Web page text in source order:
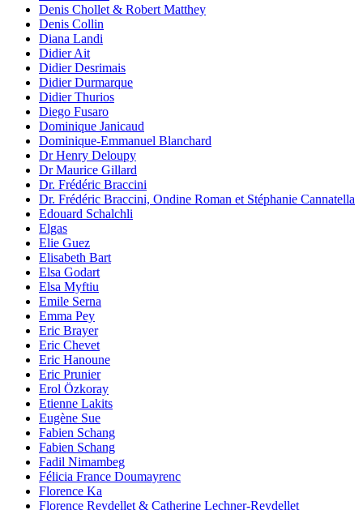
Denis Chollet & Robert Matthey
Denis Collin
Diana Landi
Didier Ait
Didier Desrimais
Didier Durmarque
Didier Thurios
Diego Fusaro
Dominique Janicaud
Dominique-Emmanuel Blanchard
Dr Henry Deloupy
Dr Maurice Gillard
Dr. Frédéric Braccini
Dr. Frédéric Braccini, Ondine Roman et Stéphanie Cannatella
Edouard Schalchli
Elgas
Elie Guez
Elisabeth Bart
Elsa Godart
Elsa Myftiu
Emile Serna
Emma Pey
Eric Brayer
Eric Chevet
Eric Hanoune
Eric Prunier
Erol Özkoray
Etienne Lakits
Eugène Sue
Fabien Schang
Fabien Schang
Fadil Nimambeg
Félicia France Doumayrenc
Florence Ka
Florence Reydellet & Catherine Lechner-Reydellet